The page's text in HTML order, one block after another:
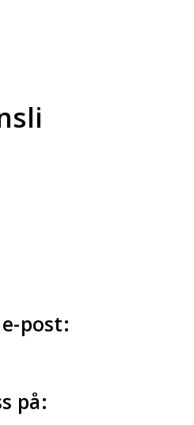
post:
på: